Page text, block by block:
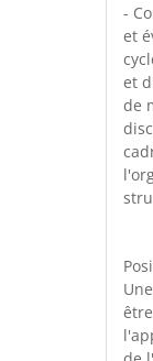
-
et
et
de